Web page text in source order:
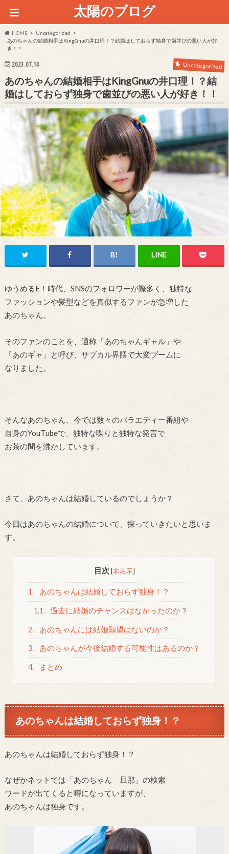
太陽のブログ
HOME
Uncategorized
あのちゃんの結婚相手はKingGnuの井口理！？結婚はしておらず独身で歯並びの悪い人が好
き！！
2023.07.14 Uncategorized
あのちゃんの結婚相手はKingGnuの井口理！？結
婚はしておらず独身で歯並びの悪い人が好き！！
ゆうめるE！時代、SNSのフォロワーが際多く、独特な
ファッションや髪型などを真似するファンが急増した
あのちゃん。
そのファンのことを、通称「あのちゃんギャル」や
「あのギャ」と呼び、サブカル界隈で大変ブームに
なりました。
そんなあのちゃん、今では数々のバラエティー番組や
自身のYouTubeで、独特な喋りと独特な発言で
お茶の間を沸かしています。
さて、あのちゃんは結婚しているのでしょうか？
今回はあのちゃんの結婚について、探っていきたいと思いま
す。
目次 [非表示]
1. あのちゃんは結婚しておらず独身！？
1.1. 過去に結婚のチャンスはなかったのか？
2. あのちゃんには結婚願望はないのか？
3. あのちゃんが今後結婚する可能性はあるのか？
4. まとめ
あのちゃんは結婚しておらず独身！？
あのちゃんは結婚しておらず独身！？
なぜかネットでは「あのちゃん 旦那」の検索
ワードが出てくると噂になっていますが、
あのちゃんは独身です。